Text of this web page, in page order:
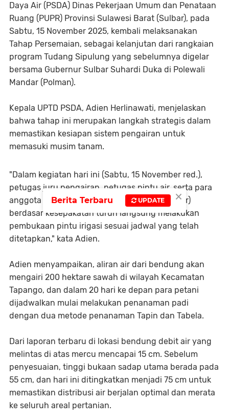
Daya Air (PSDA) Dinas Pekerjaan Umum dan Penataan
Ruang (PUPR) Provinsi Sulawesi Barat (Sulbar), pada
Sabtu, 15 November 2025, kembali melaksanakan
Tahap Persemaian, sebagai kelanjutan dari rangkaian
program Tudang Sipulung yang sebelumnya digelar
bersama Gubernur Sulbar Suhardi Duka di Polewali
Mandar (Polman).
Kepala UPTD PSDA, Adien Herlinawati, menjelaskan
bahwa tahap ini merupakan langkah strategis dalam
memastikan kesiapan sistem pengairan untuk
memasuki musim tanam.
"Dalam kegiatan hari ini (Sabtu, 15 November red.),
petugas juru pengairan, petugas pintu air, serta para
anggota P3A (Perkumpulan Petani Pemakai Air)
berdasar kesepakatan turun langsung melakukan
pembukaan pintu irigasi sesuai jadwal yang telah
ditetapkan," kata Adien.
Adien menyampaikan, aliran air dari bendung akan
mengairi 200 hektare sawah di wilayah Kecamatan
Tapango, dan dalam 20 hari ke depan para petani
dijadwalkan mulai melakukan penanaman padi
dengan dua metode penanaman Tapin dan Tabela.
Dari laporan terbaru di lokasi bendung debit air yang
melintas di atas mercu mencapai 15 cm. Sebelum
penyesuaian, tinggi bukaan sadap utama berada pada
55 cm, dan hari ini ditingkatkan menjadi 75 cm untuk
memastikan distribusi air berjalan optimal dan merata
ke seluruh areal pertanian.
×
Berita Terbaru UPDATE